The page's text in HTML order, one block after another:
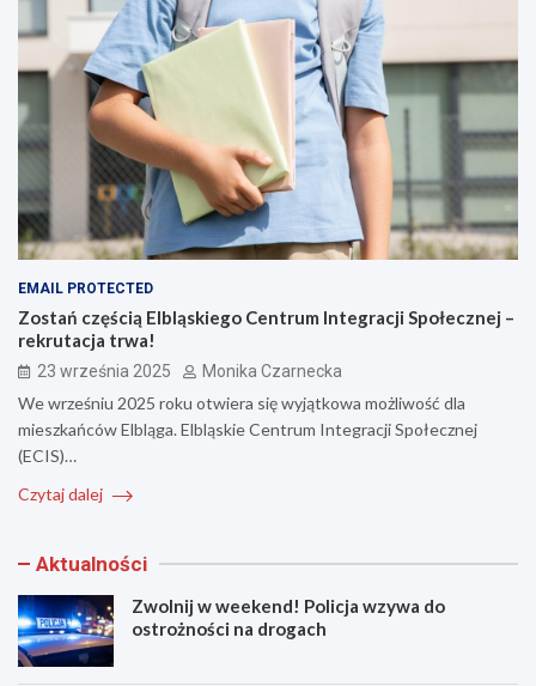
EMAIL PROTECTED
Zostań częścią Elbląskiego Centrum Integracji Społecznej –
rekrutacja trwa!
23 września 2025 Monika Czarnecka
We wrześniu 2025 roku otwiera się wyjątkowa możliwość dla
mieszkańców Elbląga. Elbląskie Centrum Integracji Społecznej
(ECIS)…
Czytaj dalej
Aktualności
Zwolnij w weekend! Policja wzywa do
ostrożności na drogach